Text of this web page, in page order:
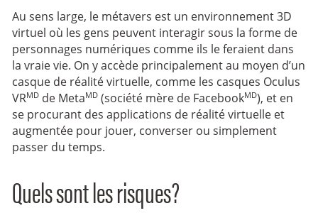
Au sens large, le métavers est un environnement 3D
virtuel où les gens peuvent interagir sous la forme de
personnages numériques comme ils le feraient dans
la vraie vie. On y accède principalement au moyen d’un
casque de réalité virtuelle, comme les casques Oculus
VRMD de MetaMD (société mère de FacebookMD), et en
se procurant des applications de réalité virtuelle et
augmentée pour jouer, converser ou simplement
passer du temps.
Quels sont les risques?